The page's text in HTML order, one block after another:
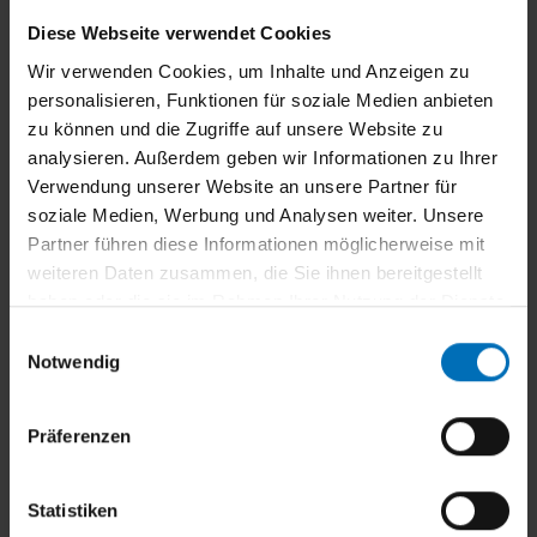
Diese Webseite verwendet Cookies
Wir verwenden Cookies, um Inhalte und Anzeigen zu
personalisieren, Funktionen für soziale Medien anbieten
zu können und die Zugriffe auf unsere Website zu
analysieren. Außerdem geben wir Informationen zu Ihrer
Verwendung unserer Website an unsere Partner für
soziale Medien, Werbung und Analysen weiter. Unsere
Partner führen diese Informationen möglicherweise mit
weiteren Daten zusammen, die Sie ihnen bereitgestellt
haben oder die sie im Rahmen Ihrer Nutzung der Dienste
Notwendig
Präferenzen
Statistiken
Hochwertigkeit und
Beständigkeit Ihres
Terrassendaches in Gemünden
Als Material für unsere Terrassendächer wählen
wir Aluminium, da es sich durch seine
Pflegeleichtigkeit auszeichnet. Wir legen bei jedem
Perfektion, daher wird jedes Dach präzise